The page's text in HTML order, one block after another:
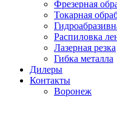
Фрезерная
Токарная
Распиловка
Лазерная резка
Гибка металла
Дилеры
Контакты
Воронеж